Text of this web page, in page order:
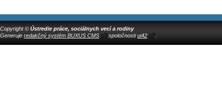
Copyright © Ústredie práce, sociálnych vecí a rodiny
Generuje redakčný systém BUXUS CMS spoločnostiui42